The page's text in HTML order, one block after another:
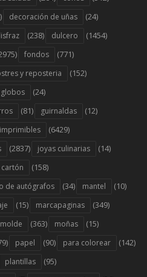
decoración de uñas (24)
(238) dulcero (1454)
fondos (771)
y reposteria (152)
globos (24)
(81) guirnaldas (12)
imprimibles (6429)
(2837) joyas culinarias (14)
(158)
de autógrafos (34) mantel (10)
(15) marcapaginas (349)
molde (363) moñas (15)
papel (90) para colorear (142)
plantillas (95)